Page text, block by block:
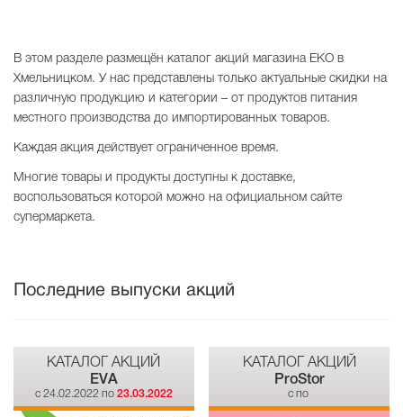
В этом разделе размещён каталог акций магазина EKO в
Хмельницком. У нас представлены только актуальные скидки на
различную продукцию и категории – от продуктов питания
местного производства до импортированных товаров.
Каждая акция действует ограниченное время.
Многие товары и продукты доступны к доставке,
воспользоваться которой можно на официальном сайте
супермаркета.
Последние выпуски акций
КАТАЛОГ АКЦИЙ
EVA
c 24.02.2022 по 23.03.2022
КАТАЛОГ АКЦИЙ
ProStor
c по